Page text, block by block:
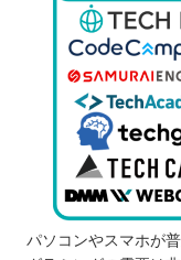
パソコンやスマホが